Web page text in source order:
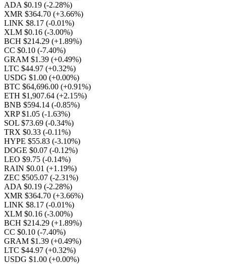
ADA $0.19 (-2.28%)
XMR $364.70 (+3.66%)
LINK $8.17 (-0.01%)
XLM $0.16 (-3.00%)
BCH $214.29 (+1.89%)
CC $0.10 (-7.40%)
GRAM $1.39 (+0.49%)
LTC $44.97 (+0.32%)
USDG $1.00 (+0.00%)
BTC $64,696.00 (+0.91%)
ETH $1,907.64 (+2.15%)
BNB $594.14 (-0.85%)
XRP $1.05 (-1.63%)
SOL $73.69 (-0.34%)
TRX $0.33 (-0.11%)
HYPE $55.83 (-3.10%)
DOGE $0.07 (-0.12%)
LEO $9.75 (-0.14%)
RAIN $0.01 (+1.19%)
ZEC $505.07 (-2.31%)
ADA $0.19 (-2.28%)
XMR $364.70 (+3.66%)
LINK $8.17 (-0.01%)
XLM $0.16 (-3.00%)
BCH $214.29 (+1.89%)
CC $0.10 (-7.40%)
GRAM $1.39 (+0.49%)
LTC $44.97 (+0.32%)
USDG $1.00 (+0.00%)